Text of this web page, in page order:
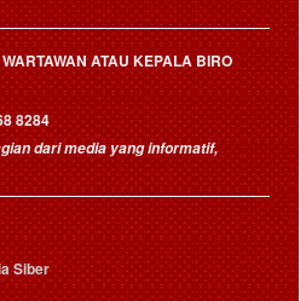
ATAU KEPALA BIRO
8284
dari media yang informatif,
Siber